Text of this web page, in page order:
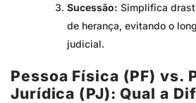
Sucessão: Simplifica
de herança, evitando o
judicial.
Pessoa Física (PF) vs.
Jurídica (PJ): Qual a